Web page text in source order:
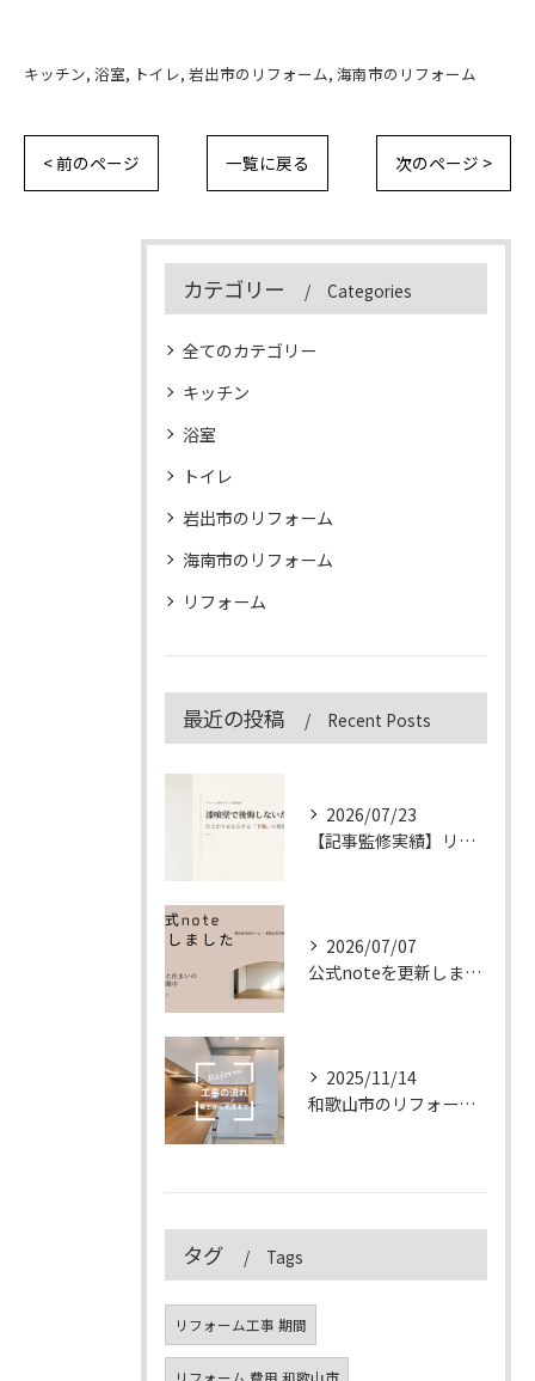
キッチン 浴室 トイレ 岩出市のリフォーム 海南市のリフォーム
< 前のページ 一覧に戻る 次のページ >
カテゴリー Categories
全てのカテゴリー
キッチン
浴室
トイレ
岩出市のリフォーム
海南市のリフォーム
リフォーム
最近の投稿 Recent Posts
2026/07/23
【記事監修実績】リフォーム専門メディア「&リフォーム」の漆喰壁記事を監修しました
2026/07/07
公式noteを更新しました
2025/11/14
和歌山市のリフォーム工事の流れ｜着工から完成まで徹底解説【2025年版】
タグ Tags
リフォーム工事 期間